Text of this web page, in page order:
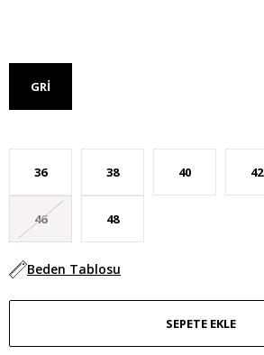
GRI
36 38 40 42
46 48
Beden Tablosu